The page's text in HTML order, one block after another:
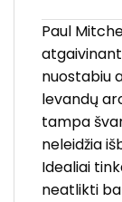
Paul
nuostabiu
levandų
tampa
neleidžia
Idealiai
neatlikti